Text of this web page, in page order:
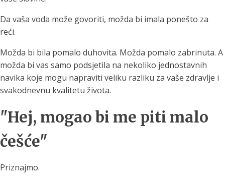
Da vaša voda može govoriti, možda bi imala ponešto za
reći.
Možda bi bila pomalo duhovita. Možda pomalo zabrinuta. A
možda bi vas samo podsjetila na nekoliko jednostavnih
navika koje mogu napraviti veliku razliku za vaše zdravlje i
svakodnevnu kvalitetu života.
"Hej, mogao bi me piti malo
češće"
Priznajmo.